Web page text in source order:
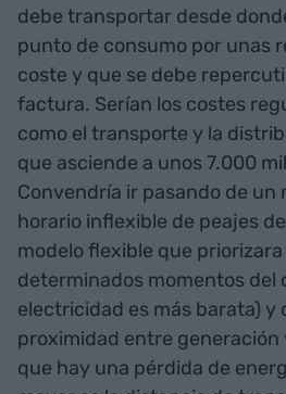
debe transportar desde
punto de consumo por unas
coste y que se debe
factura. Serían los costes
como el transporte y la
que asciende a unos 7.000
Convendría ir pasando de un
horario inflexible de peajes
modelo flexible que
determinados momentos del
electricidad es más barata) y
proximidad entre generación
que hay una pérdida de